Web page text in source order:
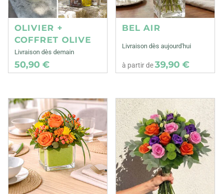
OLIVIER +
COFFRET OLIVE
Livraison dès demain
50,90 €
BEL AIR
Livraison dès aujourd'hui
à partir de39,90 €